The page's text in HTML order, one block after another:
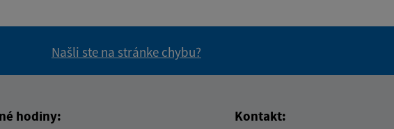
Našli ste na stránke chybu?
hodiny: Kontakt: